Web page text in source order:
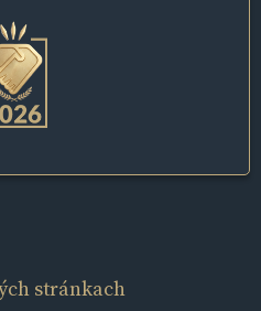
stránkach